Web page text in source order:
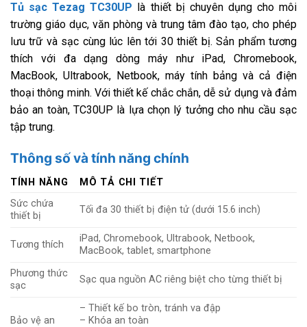
Tủ sạc Tezag TC30UP là thiết bị chuyên dụng cho môi
trường giáo dục, văn phòng và trung tâm đào tạo, cho phép
lưu trữ và sạc cùng lúc lên tới 30 thiết bị. Sản phẩm tương
thích với đa dạng dòng máy như iPad, Chromebook,
MacBook, Ultrabook, Netbook, máy tính bảng và cả điện
thoại thông minh. Với thiết kế chắc chắn, dễ sử dụng và đảm
bảo an toàn, TC30UP là lựa chọn lý tưởng cho nhu cầu sạc
tập trung.
Thông số và tính năng chính
TÍNH NĂNG
MÔ TẢ CHI TIẾT
Sức chứa
thiết bị
Tối đa 30 thiết bị điện tử (dưới 15.6 inch)
Tương thích
iPad, Chromebook, Ultrabook, Netbook,
MacBook, tablet, smartphone
Phương thức
sạc
Sạc qua nguồn AC riêng biệt cho từng thiết bị
Bảo vệ an
– Thiết kế bo tròn, tránh va đập
– Khóa an toàn